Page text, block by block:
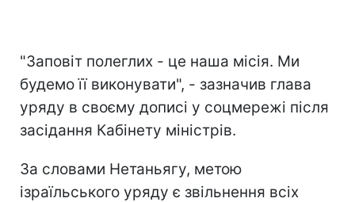
"Заповіт полеглих - це наша місія. Ми
будемо її виконувати", - зазначив глава
уряду в своєму дописі у соцмережі після
засідання Кабінету міністрів.
За словами Нетаньягу, метою
ізраїльського уряду є звільнення всіх